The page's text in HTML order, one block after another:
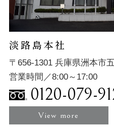
淡路島本社
〒656-1301 兵庫県洲本市
営業時間／8:00～17:00
0120-079-
View more